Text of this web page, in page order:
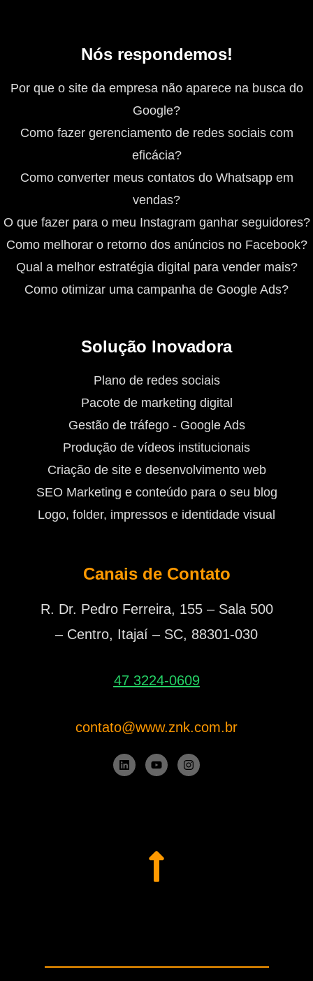
Nós respondemos!
Por que o site da empresa não aparece na busca do
Google?
Como fazer gerenciamento de redes sociais com
eficácia?
Como converter meus contatos do Whatsapp em
vendas?
O que fazer para o meu Instagram ganhar seguidores?
Como melhorar o retorno dos anúncios no Facebook?
Qual a melhor estratégia digital para vender mais?
Como otimizar uma campanha de Google Ads?
Solução Inovadora
Plano de redes sociais
Pacote de marketing digital
Gestão de tráfego - Google Ads
Produção de vídeos institucionais
Criação de site e desenvolvimento web
SEO Marketing e conteúdo para o seu blog
Logo, folder, impressos e identidade visual
Canais de Contato
R. Dr. Pedro Ferreira, 155 – Sala 500
– Centro, Itajaí – SC, 88301-030
47 3224-0609
contato@www.znk.com.br